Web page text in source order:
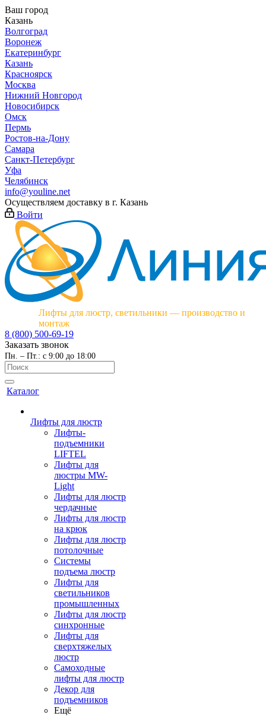
Ваш город
Казань
Волгоград
Воронеж
Екатеринбург
Казань
Красноярск
Москва
Нижний Новгород
Новосибирск
Омск
Пермь
Ростов-на-Дону
Самара
Санкт-Петербург
Уфа
Челябинск
info@youline.net
Осуществляем доставку в г. Казань
Войти
Лифты для люстр, светильники — производство и
монтаж
8 (800) 500-69-19
Заказать звонок
Пн. – Пт.: с 9:00 до 18:00
Каталог
Лифты для люстр
Лифты-
подъемники
LIFTEL
Лифты для
люстры MW-
Light
Лифты для люстр
чердачные
Лифты для люстр
на крюк
Лифты для люстр
потолочные
Системы
подъема люстр
Лифты для
светильников
промышленных
Лифты для люстр
синхронные
Лифты для
сверхтяжелых
люстр
Самоходные
лифты для люстр
Декор для
подъемников
Ещё